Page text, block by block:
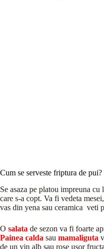
Cum se serveste friptura de pui?
Se asaza pe platou impreuna cu
care s-a copt. Va fi vedeta
vas din yena sau ceramica veti
O salata de sezon va fi foarte
Painea calda sau mamaliguta
de un vin alb sau rose usor